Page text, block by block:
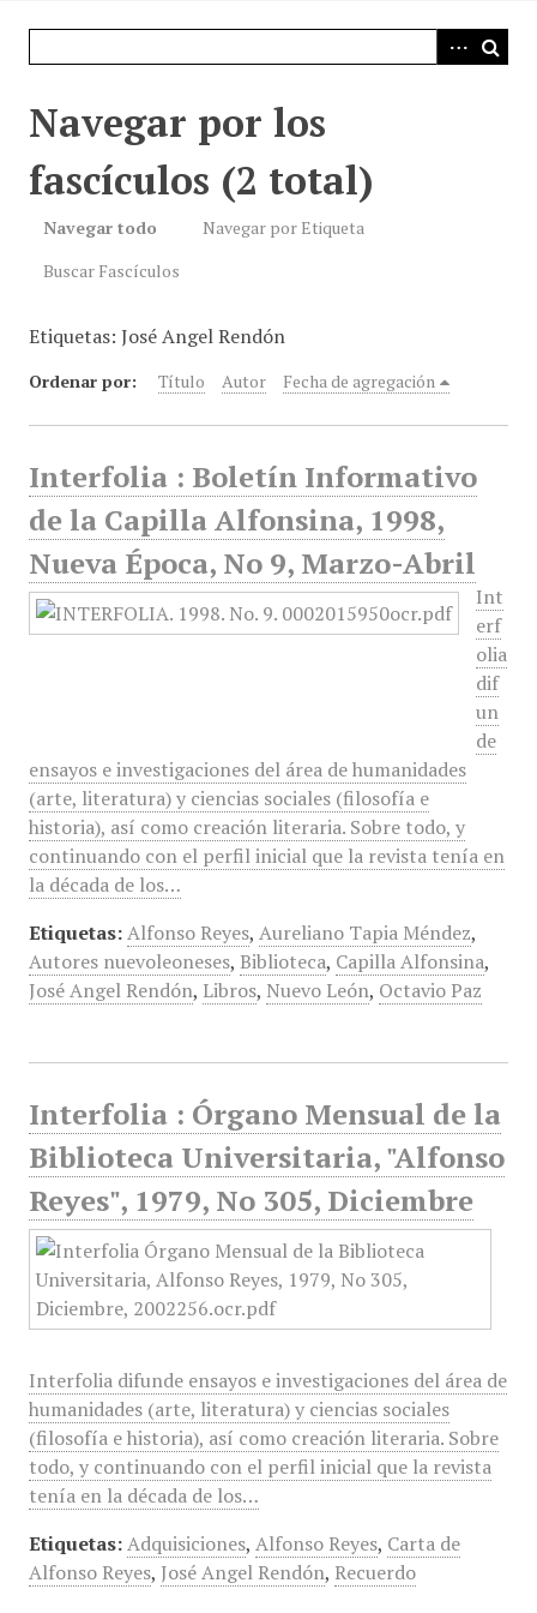
Navegar por los
fascículos (2 total)
Navegar todo
Navegar por Etiqueta
Buscar Fascículos
Etiquetas: José Angel Rendón
Ordenar por: Título Autor Fecha de agregación
Interfolia : Boletín Informativo
de la Capilla Alfonsina, 1998,
Nueva Época, No 9, Marzo-Abril
Int
erf
olia
dif
un
de
ensayos e investigaciones del área de humanidades
(arte, literatura) y ciencias sociales (filosofía e
historia), así como creación literaria. Sobre todo, y
continuando con el perfil inicial que la revista tenía en
la década de los…
Etiquetas: Alfonso Reyes, Aureliano Tapia Méndez,
Autores nuevoleoneses, Biblioteca, Capilla Alfonsina,
José Angel Rendón, Libros, Nuevo León, Octavio Paz
Interfolia : Órgano Mensual de la
Biblioteca Universitaria, "Alfonso
Reyes", 1979, No 305, Diciembre
Interfolia difunde ensayos e investigaciones del área de
humanidades (arte, literatura) y ciencias sociales
(filosofía e historia), así como creación literaria. Sobre
todo, y continuando con el perfil inicial que la revista
tenía en la década de los…
Etiquetas: Adquisiciones, Alfonso Reyes, Carta de
Alfonso Reyes, José Angel Rendón, Recuerdo